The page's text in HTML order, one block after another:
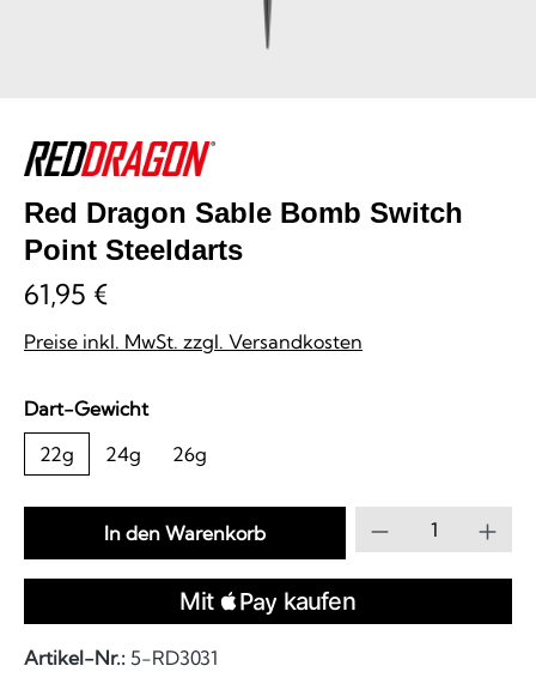
Red Dragon Sable Bomb Switch
Point Steeldarts
61,95 €
Preise inkl. MwSt. zzgl. Versandkosten
Dart-Gewichtauswählen
22g
24g 26g
Produkt
In den Warenkorb
Artikel-Nr.: 5-RD3031